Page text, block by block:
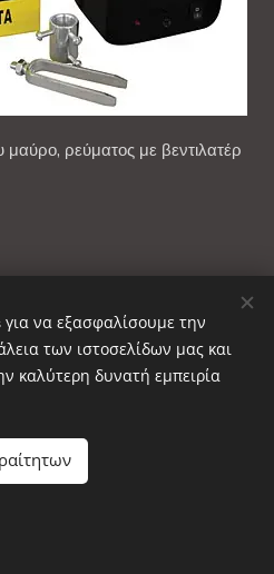
ρεύματος με βεντιλατέρ
ΑΙΝΟΣ 2025
να εξασφαλίσουμε την
των ιστοσελίδων μας και
καλύτερη δυνατή εμπειρία